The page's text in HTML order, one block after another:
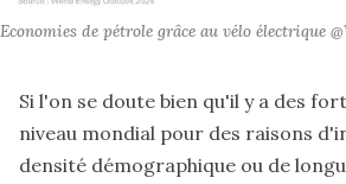
Economies de pétrole grâce au vélo électrique
Si l'on se doute bien qu'il y a des
niveau mondial pour des raisons
densité démographique ou de